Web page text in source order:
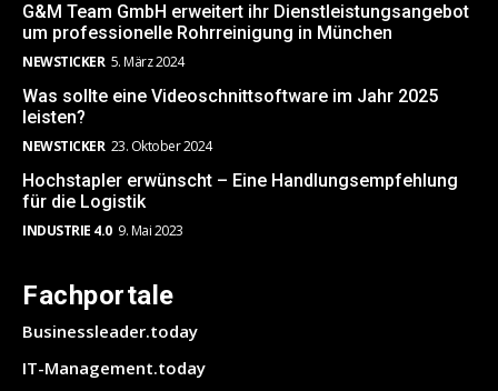
G&M Team GmbH erweitert ihr Dienstleistungsangebot
um professionelle Rohrreinigung in München
NEWSTICKER 5. März 2024
Was sollte eine Videoschnittsoftware im Jahr 2025
leisten?
NEWSTICKER 23. Oktober 2024
Hochstapler erwünscht – Eine Handlungsempfehlung
für die Logistik
INDUSTRIE 4.0 9. Mai 2023
Fachportale
Businessleader.today
IT-Management.today